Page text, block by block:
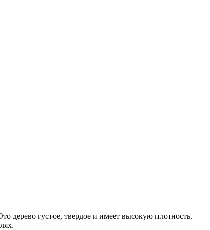
дерево густое, твердое и имеет высокую плотность.